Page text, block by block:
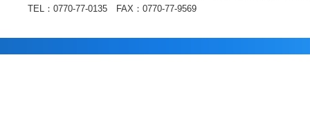
TEL：0770-77-0135 FAX：0770-77-9569